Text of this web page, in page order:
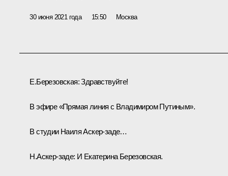
30 июня 2021 года 15:50 Москва
Е.Березовская:Здравствуйте!
В эфире «Прямая линия с Владимиром Путиным».
В студии Наиля Аскер-заде…
Н.Аскер-заде: И Екатерина Березовская.